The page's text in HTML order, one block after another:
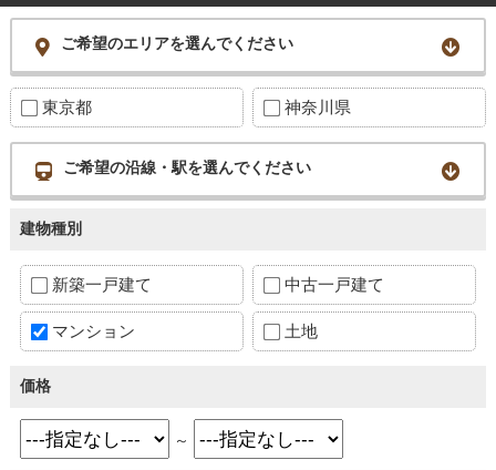
ご希望のエリアを選んでください
東京都 神奈川県
ご希望の沿線・駅を選んでください
建物種別
新築一戸建て 中古一戸建て
マンション 土地
価格
～